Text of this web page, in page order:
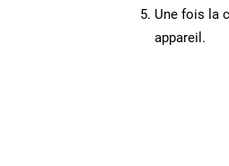
Une fois la
appareil.